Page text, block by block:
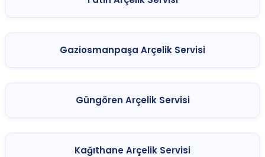
Gaziosmanpaşa Arçelik Servisi
Güngören Arçelik Servisi
Kağıthane Arçelik Servisi